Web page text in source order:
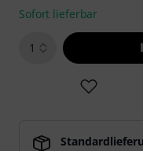
Sofort lieferbar
1